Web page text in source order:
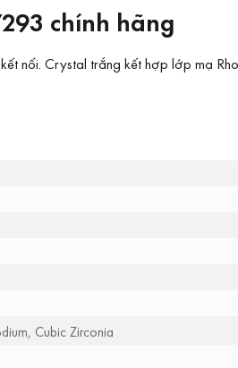
chính hãng
nối. Crystal trắng kết hợp lớp mạ
Cubic Zirconia